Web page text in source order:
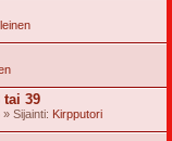
tai 39
Sijainti: Kirpputori